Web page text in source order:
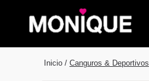
Inicio / Canguros & Deportivos